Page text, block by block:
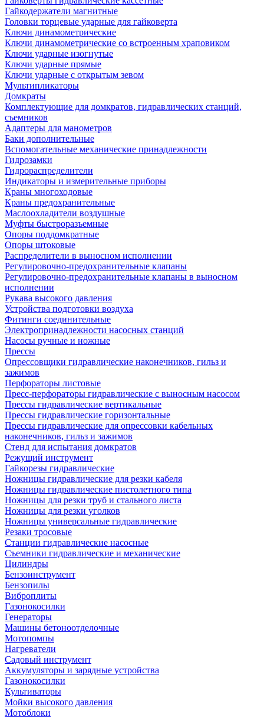
Гайкодержатели магнитные
Головки торцевые ударные для гайковерта
Ключи динамометрические
Ключи динамометрические со встроенным храповиком
Ключи ударные изогнутые
Ключи ударные прямые
Ключи ударные с открытым зевом
Мультипликаторы
Домкраты
Комплектующие для домкратов, гидравлических станций,
съемников
Адаптеры для манометров
Баки дополнительные
Вспомогательные механические принадлежности
Гидрозамки
Гидрораспределители
Индикаторы и измерительные приборы
Краны многоходовые
Краны предохранительные
Маслоохладители воздушные
Муфты быстроразъемные
Опоры поддомкратные
Опоры штоковые
Распределители в выносном исполнении
Регулировочно-предохранительные клапаны
Регулировочно-предохранительные клапаны в выносном
исполнении
Рукава высокого давления
Устройства подготовки воздуха
Фитинги соединительные
Электропринадлежности насосных станций
Насосы ручные и ножные
Прессы
Опрессовщики гидравлические наконечников, гильз и
зажимов
Перфораторы листовые
Пресс-перфораторы гидравлические с выносным насосом
Прессы гидравлические вертикальные
Прессы гидравлические горизонтальные
Прессы гидравлические для опрессовки кабельных
наконечников, гильз и зажимов
Стенд для испытания домкратов
Режущий инструмент
Гайкорезы гидравлические
Ножницы гидравлические для резки кабеля
Ножницы гидравлические пистолетного типа
Ножницы для резки труб и стального листа
Ножницы для резки уголков
Ножницы универсальные гидравлические
Резаки тросовые
Станции гидравлические насосные
Съемники гидравлические и механические
Цилиндры
Бензоинструмент
Бензопилы
Виброплиты
Газонокосилки
Генераторы
Машины бетоноотделочные
Мотопомпы
Нагреватели
Садовый инструмент
Аккумуляторы и зарядные устройства
Газонокосилки
Культиваторы
Мойки высокого давления
Мотоблоки